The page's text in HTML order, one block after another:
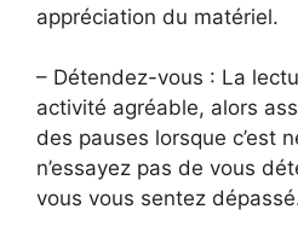
appréciation du matériel.
– Détendez-vous : La
activité agréable, alors
des pauses lorsque c’est
n’essayez pas de vous
vous vous sentez